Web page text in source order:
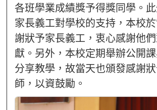
各班學業成績獎予得獎同學。
家長義工對學校的支持，本校
謝狀予家長義工，衷心感謝他
獻。另外，本校定期舉辦公開
分享教學，故當天也頒發感謝
師，以資鼓勵。